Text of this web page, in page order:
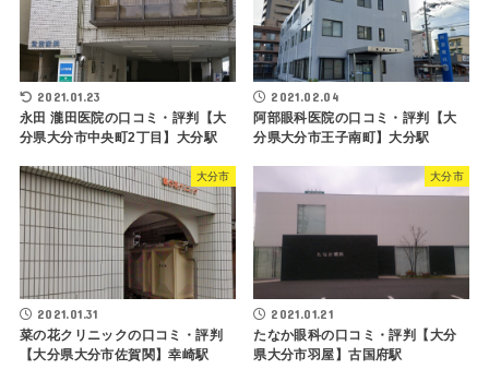
2021.01.23
永田 瀧田医院の口コミ・評判【大
分県大分市中央町2丁目】大分駅
2021.02.04
阿部眼科医院の口コミ・評判【大
分県大分市王子南町】大分駅
大分市
2021.01.31
菜の花クリニックの口コミ・評判
【大分県大分市佐賀関】幸崎駅
大分市
2021.01.21
たなか眼科の口コミ・評判【大分
県大分市羽屋】古国府駅